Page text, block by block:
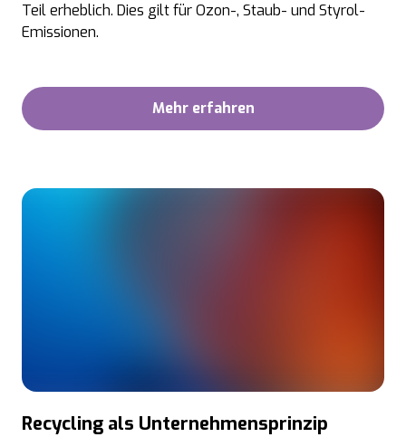
Teil erheblich. Dies gilt für Ozon-, Staub- und Styrol-
Emissionen.
Mehr erfahren
Recycling als Unternehmensprinzip